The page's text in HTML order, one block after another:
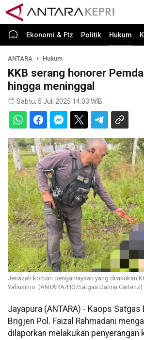
Ekonomi & Ftz Politik Hukum
ANTARA Hukum
KKB serang honorer
hingga meninggal
Sabtu, 5 Juli 2025 14:03 WIB
Jenazah korban penganiayaan yang dilakukan
Yahukimo. (ANTARA/HO/Satgas Damai Cartenz)
Jayapura (ANTARA) - Kaops Satgas
Brigjen Pol. Faizal Rahmadani
dilaporkan melakukan penyerangan